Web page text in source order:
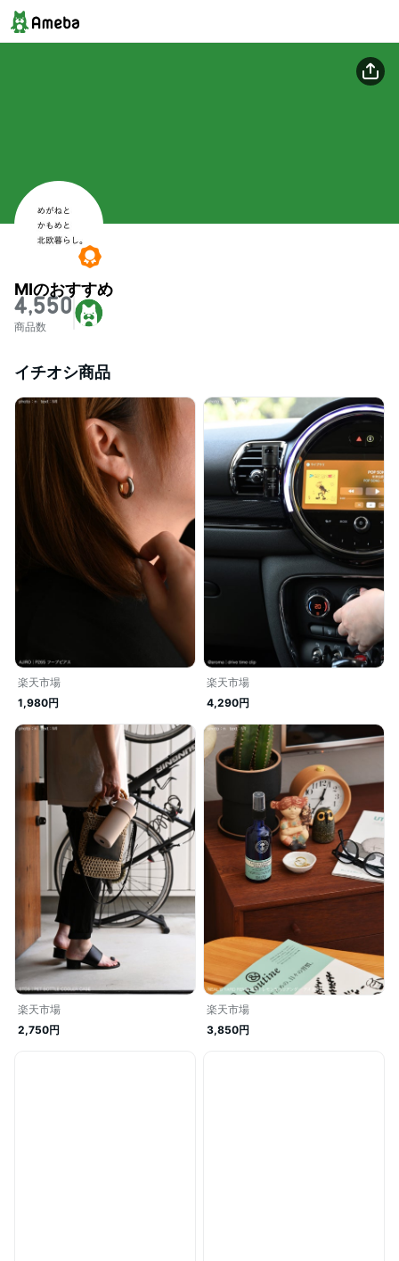
MIのおすすめ
4,550
商品数
イチオシ商品
楽天市場
1,980円
楽天市場
2,750円
楽天市場
4,290円
楽天市場
3,850円